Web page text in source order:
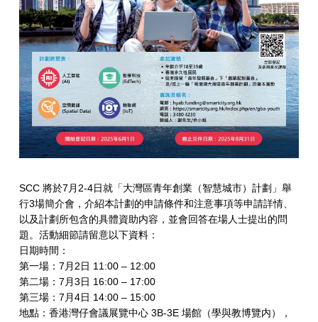
SCC 將於7月2-4日就「大灣區青年創業（智慧城市）計劃」舉
行3場簡介會，介紹本計劃的申請條件和注意事項等申請詳情、
以及計劃所包含的具體資助内容，並會回答在場人士提出的問
題。活動細節請留意以下資料：
日期時間：
第一場：7月2日 11:00 – 12:00
第二場：7月3日 16:00 – 17:00
第三場：7月4日 14:00 – 15:00
地點：香港灣仔會議展覽中心 3B-3E 場館（學與教博覽内），